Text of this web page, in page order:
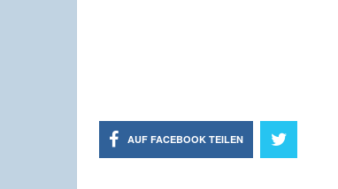
AUF FACEBOOK TEILEN